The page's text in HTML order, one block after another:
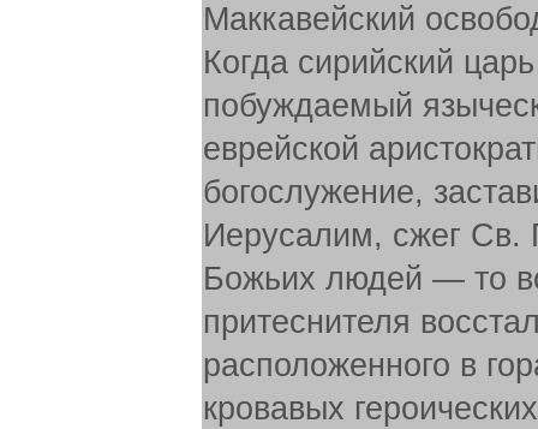
Маккавейский
Когда сирийский
побуждаемый
еврейской
богослужение,
Иерусалим, сжег Св.
Божьих людей — то
притеснителя
расположенного в
кровавых